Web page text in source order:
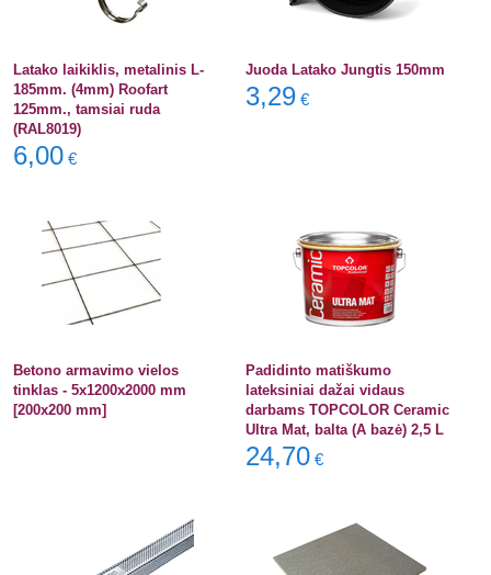
Latako laikiklis, metalinis L-
185mm. (4mm) Roofart
125mm., tamsiai ruda
(RAL8019)
6,00 €
Juoda Latako Jungtis 150mm
3,29 €
Betono armavimo vielos
tinklas - 5x1200x2000 mm
[200x200 mm]
Padidinto matiškumo
lateksiniai dažai vidaus
darbams TOPCOLOR Ceramic
Ultra Mat, balta (A bazė) 2,5 L
24,70 €